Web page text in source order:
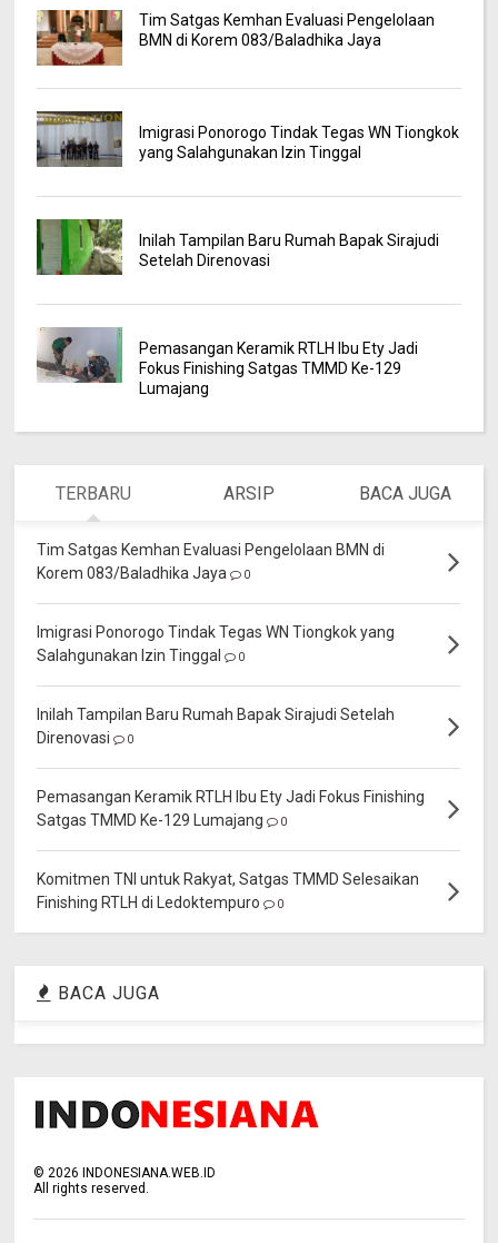
Tim Satgas Kemhan Evaluasi Pengelolaan
BMN di Korem 083/Baladhika Jaya
Imigrasi Ponorogo Tindak Tegas WN Tiongkok
yang Salahgunakan Izin Tinggal
Inilah Tampilan Baru Rumah Bapak Sirajudi
Setelah Direnovasi
Pemasangan Keramik RTLH Ibu Ety Jadi
Fokus Finishing Satgas TMMD Ke-129
Lumajang
TERBARU ARSIP BACA JUGA
Tim Satgas Kemhan Evaluasi Pengelolaan BMN di
Korem 083/Baladhika Jaya
0
Imigrasi Ponorogo Tindak Tegas WN Tiongkok yang
Salahgunakan Izin Tinggal
0
Inilah Tampilan Baru Rumah Bapak Sirajudi Setelah
Direnovasi
0
Pemasangan Keramik RTLH Ibu Ety Jadi Fokus Finishing
Satgas TMMD Ke-129 Lumajang
0
Komitmen TNI untuk Rakyat, Satgas TMMD Selesaikan
Finishing RTLH di Ledoktempuro
0
BACA JUGA
©2026 INDONESIANA.WEB.ID
All rights reserved.